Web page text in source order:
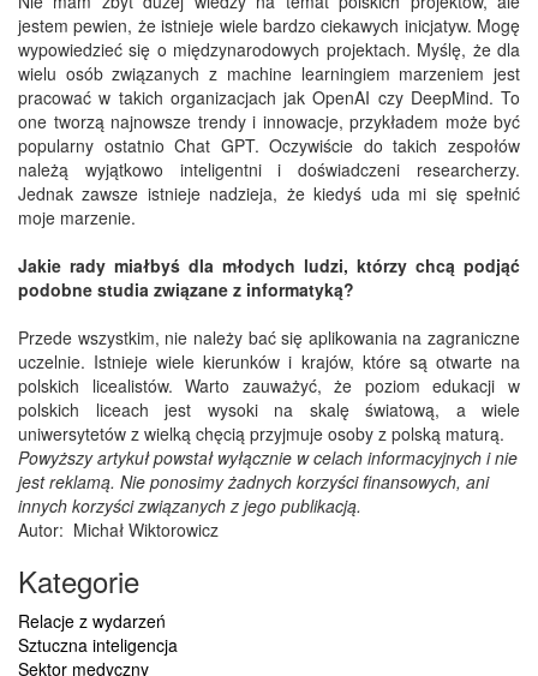
jestem pewien, że istnieje wiele bardzo ciekawych inicjatyw. Mogę
wypowiedzieć się o międzynarodowych projektach. Myślę, że dla
wielu osób związanych z machine learningiem marzeniem jest
pracować w takich organizacjach jak OpenAI czy DeepMind. To
one tworzą najnowsze trendy i innowacje, przykładem może być
popularny ostatnio Chat GPT. Oczywiście do takich zespołów
należą wyjątkowo inteligentni i doświadczeni researcherzy.
Jednak zawsze istnieje nadzieja, że kiedyś uda mi się spełnić
moje marzenie.
Jakie rady miałbyś dla młodych ludzi, którzy chcą podjąć
podobne studia związane z informatyką?
Przede wszystkim, nie należy bać się aplikowania na zagraniczne
uczelnie. Istnieje wiele kierunków i krajów, które są otwarte na
polskich licealistów. Warto zauważyć, że poziom edukacji w
polskich liceach jest wysoki na skalę światową, a wiele
uniwersytetów z wielką chęcią przyjmuje osoby z polską maturą.
Powyższy artykuł powstał wyłącznie w celach informacyjnych i nie
jest reklamą. Nie ponosimy żadnych korzyści finansowych, ani
innych korzyści związanych z jego publikacją.
Autor: Michał Wiktorowicz
Kategorie
Relacje z wydarzeń
Sztuczna inteligencja
Sektor medyczny